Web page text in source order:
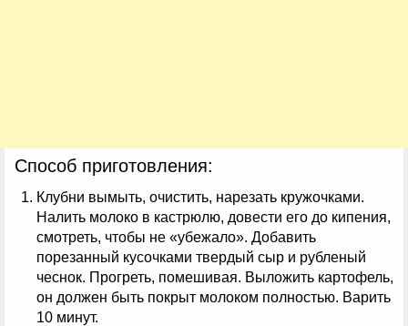
Способ приготовления:
Клубни вымыть, очистить, нарезать кружочками.
Налить молоко в кастрюлю, довести его до кипения,
смотреть, чтобы не «убежало». Добавить
порезанный кусочками твердый сыр и рубленый
чеснок. Прогреть, помешивая. Выложить картофель,
он должен быть покрыт молоком полностью. Варить
10 минут.